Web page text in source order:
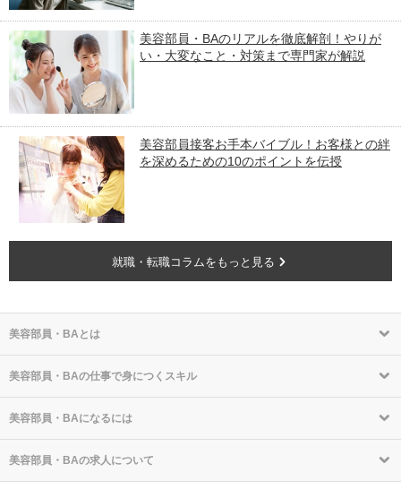
美容部員・BAのリアルを徹底解剖！やりが
い・大変なこと・対策まで専門家が解説
美容部員接客お手本バイブル！お客様との絆
を深めるための10のポイントを伝授
就職・転職コラムをもっと見る
美容部員・BAとは
美容部員・BAの仕事で身につくスキル
美容部員・BAになるには
美容部員・BAの求人について